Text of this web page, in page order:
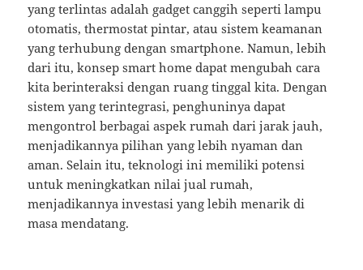
yang terlintas adalah gadget canggih seperti lampu
otomatis, thermostat pintar, atau sistem keamanan
yang terhubung dengan smartphone. Namun, lebih
dari itu, konsep smart home dapat mengubah cara
kita berinteraksi dengan ruang tinggal kita. Dengan
sistem yang terintegrasi, penghuninya dapat
mengontrol berbagai aspek rumah dari jarak jauh,
menjadikannya pilihan yang lebih nyaman dan
aman. Selain itu, teknologi ini memiliki potensi
untuk meningkatkan nilai jual rumah,
menjadikannya investasi yang lebih menarik di
masa mendatang.